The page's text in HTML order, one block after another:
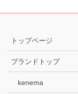
トップページ
ブランドトップ
kenema